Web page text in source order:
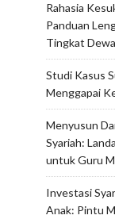
Rahasia
Panduan
Tingkat
Studi Kasus
Menggapai
Menyusun
Syariah:
untuk Guru
Investasi
Anak: Pintu